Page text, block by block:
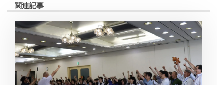
関連記事